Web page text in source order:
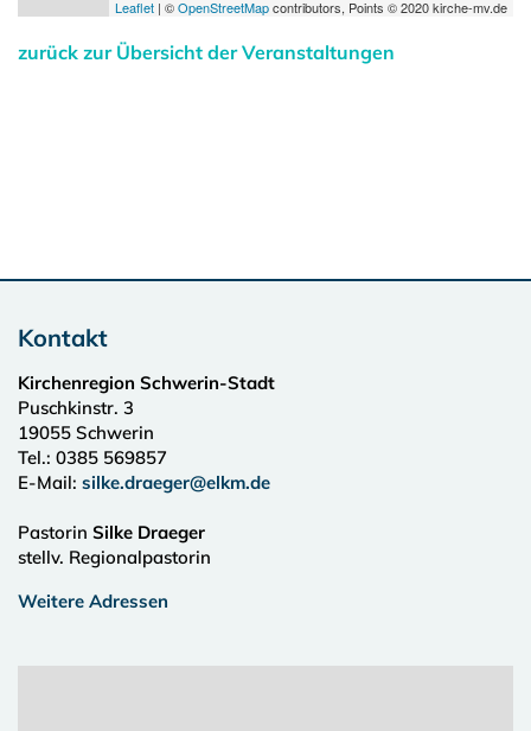
Leaflet | ©OpenStreetMapcontributors, Points © 2020 kirche-mv.de
zurück zur Übersicht der Veranstaltungen
Kontakt
Kirchenregion Schwerin-Stadt
Puschkinstr. 3
19055 Schwerin
Tel.: 0385 569857
E-Mail: silke.draeger@elkm.de
Pastorin Silke Draeger
stellv. Regionalpastorin
Weitere Adressen